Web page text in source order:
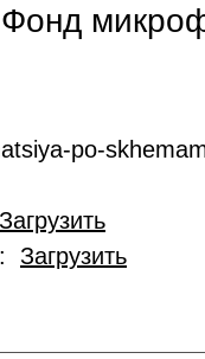
po-
Загрузить
Загрузить